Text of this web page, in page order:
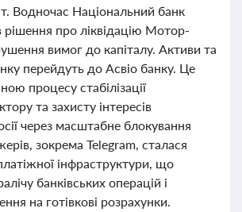
Водночас Національний банк
рішення про ліквідацію Мотор-
вимог до капіталу. Активи та
перейдуть до Асвіо банку. Це
процесу стабілізації
та захисту інтересів
через масштабне блокування
зокрема Telegram, сталася
інфраструктури, що
банківських операцій і
на готівкові розрахунки.